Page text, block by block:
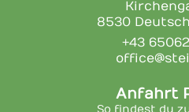
8530
+43
Anfahrt